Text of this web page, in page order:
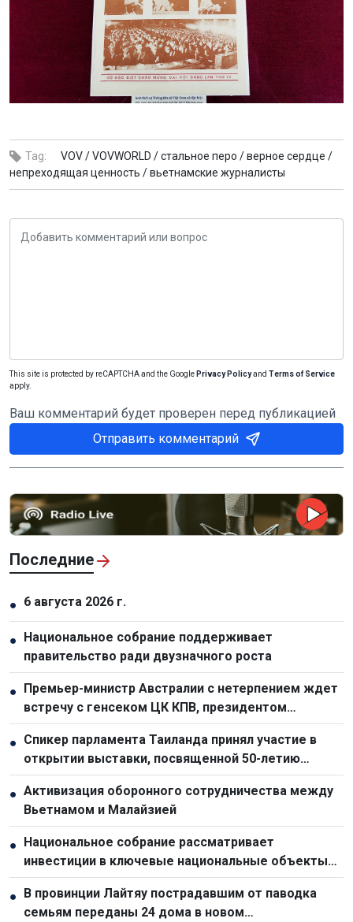
Tag: VOV /VOVWORLD /стальное перо /верное сердце /
непреходящая ценность /вьетнамские журналисты
This site is protected by reCAPTCHA and the Google Privacy Policyand Terms of Service
apply.
Ваш комментарий будет проверен перед публикацией
Отправить комментарий
Последние
● 6 августа 2026 г.
● Национальное собрание поддерживает
правительство ради двузначного роста
● Премьер-министр Австралии с нетерпением ждет
встречу с генсеком ЦК КПВ, президентом
Вьетнама То Ламом
● Спикер парламента Таиланда принял участие в
открытии выставки, посвященной 50-летию
отношений с Вьетнамом
● Активизация оборонного сотрудничества между
Вьетнамом и Малайзией
● Национальное собрание рассматривает
инвестиции в ключевые национальные объекты
для стимулирования экономического роста
● В провинции Лайтяу пострадавшим от паводка
семьям переданы 24 дома в новом